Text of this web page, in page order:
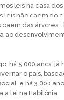
leis na casa dos
leis não caem do
caem das árvores…
ao
há 5.000 anos, já
o país,
e há 3.800
a lei na Babilónia.